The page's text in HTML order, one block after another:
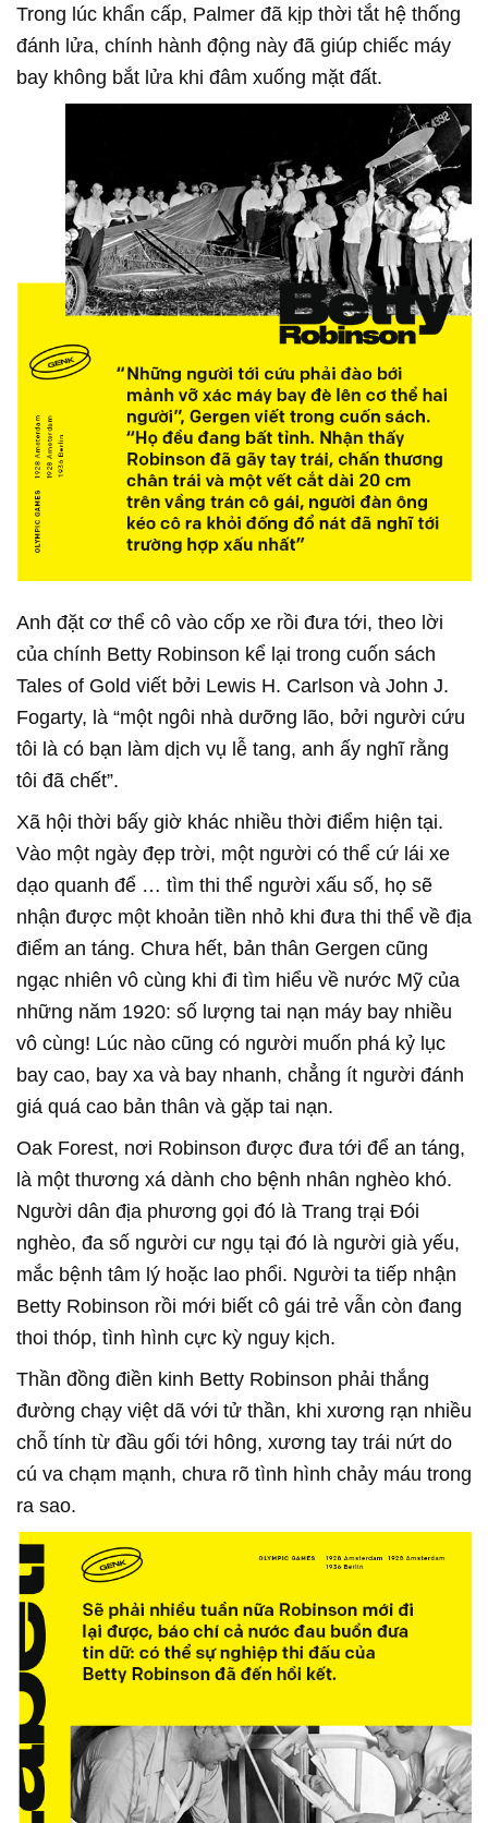
Trong lúc khẩn cấp, Palmer đã kịp thời tắt hệ thống
đánh lửa, chính hành động này đã giúp chiếc máy
bay không bắt lửa khi đâm xuống mặt đất.
Anh đặt cơ thể cô vào cốp xe rồi đưa tới, theo lời
của chính Betty Robinson kể lại trong cuốn sách
Tales of Gold viết bởi Lewis H. Carlson và John J.
Fogarty, là “một ngôi nhà dưỡng lão, bởi người cứu
tôi là có bạn làm dịch vụ lễ tang, anh ấy nghĩ rằng
tôi đã chết”.
Xã hội thời bấy giờ khác nhiều thời điểm hiện tại.
Vào một ngày đẹp trời, một người có thể cứ lái xe
dạo quanh để … tìm thi thể người xấu số, họ sẽ
nhận được một khoản tiền nhỏ khi đưa thi thể về địa
điểm an táng. Chưa hết, bản thân Gergen cũng
ngạc nhiên vô cùng khi đi tìm hiểu về nước Mỹ của
những năm 1920: số lượng tai nạn máy bay nhiều
vô cùng! Lúc nào cũng có người muốn phá kỷ lục
bay cao, bay xa và bay nhanh, chẳng ít người đánh
giá quá cao bản thân và gặp tai nạn.
Oak Forest, nơi Robinson được đưa tới để an táng,
là một thương xá dành cho bệnh nhân nghèo khó.
Người dân địa phương gọi đó là Trang trại Đói
nghèo, đa số người cư ngụ tại đó là người già yếu,
mắc bệnh tâm lý hoặc lao phổi. Người ta tiếp nhận
Betty Robinson rồi mới biết cô gái trẻ vẫn còn đang
thoi thóp, tình hình cực kỳ nguy kịch.
Thần đồng điền kinh Betty Robinson phải thắng
đường chạy việt dã với tử thần, khi xương rạn nhiều
chỗ tính từ đầu gối tới hông, xương tay trái nứt do
cú va chạm mạnh, chưa rõ tình hình chảy máu trong
ra sao.